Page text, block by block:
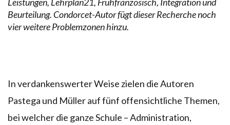
Beurteilung. Condorcet-Autor fügt dieser Recherche noch
vier weitere Problemzonen hinzu.
In verdankenswerter Weise zielen die Autoren
Pastega und Müller auf fünf offensichtliche Themen,
bei welcher die ganze Schule – Administration,